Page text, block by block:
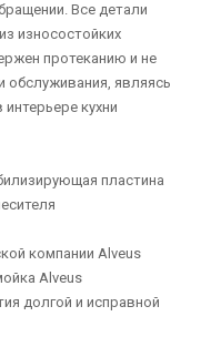
Все детали
износостойких
протеканию и не
обслуживания, являясь
кухни
пластина
компании Alveus
Alveus
долгой и исправной